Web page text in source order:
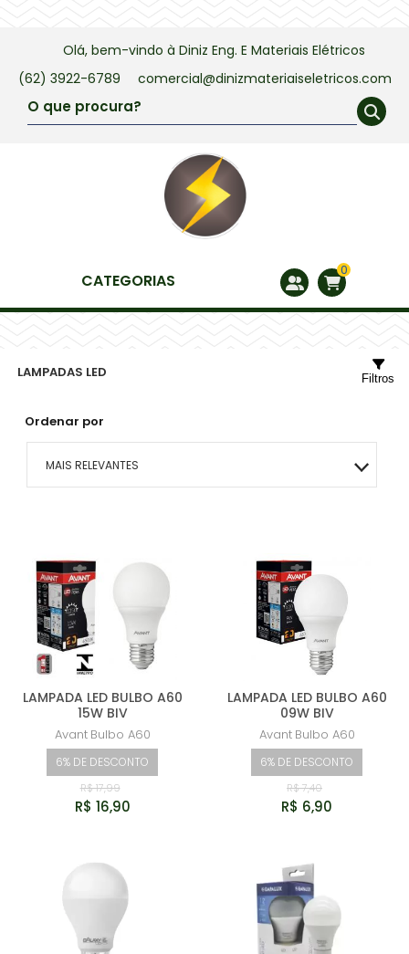
Olá, bem-vindo à Diniz Eng. E Materiais Elétricos
(62) 3922-6789
comercial@dinizmateriaiseletricos.com
CATEGORIAS 0
LAMPADAS LED
Ordenar por
MAIS RELEVANTES
MENOR PREÇO
MAIOR PREÇO
A - Z
Filtros
LAMPADA LED BULBO A60
15W BIV
Avant Bulbo A60
6% DE DESCONTO
R$ 17,99
R$ 16,90
LAMPADA LED BULBO A60
09W BIV
Avant Bulbo A60
6% DE DESCONTO
R$ 7,40
R$ 6,90